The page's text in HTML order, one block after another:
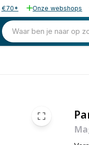
€70* Onze webshops
Waar ben je naar op
37,15 excl.
44,95 incl. btw